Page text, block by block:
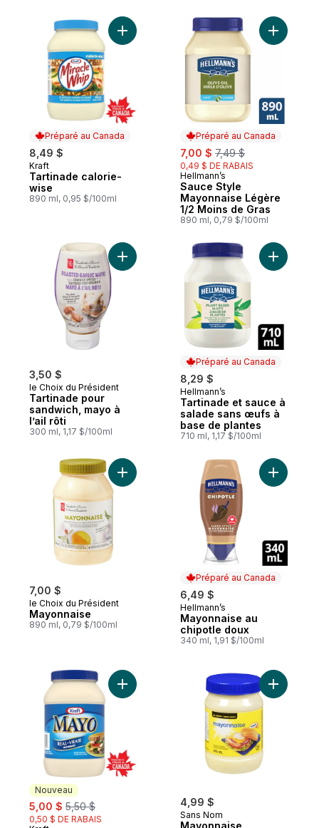
Préparé au Canada
8,49 $
Préparé au Canada
Kraft
Tartinade calorie-
wise
890 ml, 0,95 $/100ml
Ajouter Tartinade calorie-wise au panier
Préparé au Canada
sale:
7,00 $ , formerly:
7,49 $
0,49 $ DE RABAIS
Préparé au Canada
Hellmann’s
Sauce Style
Mayonnaise Légère
1/2 Moins de Gras
890 ml, 0,79 $/100ml
Ajouter
3,50 $
le Choix du Président
Tartinade pour
sandwich, mayo à
l’ail rôti
300 ml, 1,17 $/100ml
Ajouter Tartinade pour sandwich, mayo à
Préparé au Canada
8,29 $
Préparé au Canada
Hellmann’s
Tartinade et sauce à
salade sans œufs à
base de plantes
710 ml, 1,17 $/100ml
Ajouter
7,00 $
le Choix du Président
Mayonnaise
890 ml, 0,79 $/100ml
Ajouter Mayonnaise au panier
Préparé au Canada
6,49 $
Préparé au Canada
Hellmann’s
Mayonnaise au
chipotle doux
340 ml, 1,91 $/100ml
Ajouter
Nouveau
sale:
5,00 $ , formerly:
5,50 $
0,50 $ DE RABAIS
Ajouter Vraie mayonnaise au panier
4,99 $
Sans Nom
Ajouter